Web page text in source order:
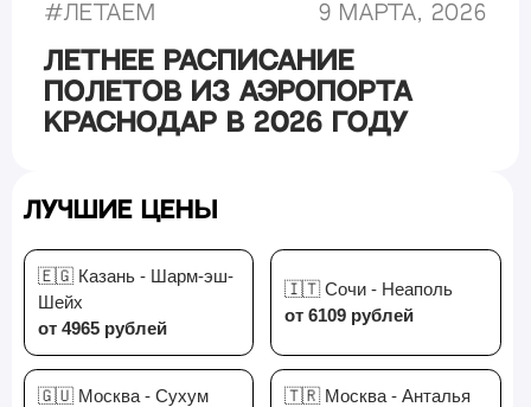
#Летаем 9 марта, 2026
Летнее расписание
полетов из аэропорта
Краснодар в 2026 году
Лучшие цены
🇪🇬 Казань - Шарм-эш-
Шейх
от 4965 рублей
🇮🇹 Сочи - Неаполь
от 6109 рублей
🇬🇺 Москва - Сухум
🇹🇷 Москва - Анталья